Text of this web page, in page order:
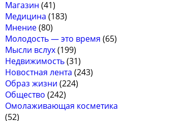
Магазин (41)
Медицина (183)
Мнение(80)
Молодость — это время (65)
Мысли вслух(199)
Недвижимость(31)
Новостная лента (243)
Образ жизни (224)
Общество (242)
Омолаживающая косметика
(52)